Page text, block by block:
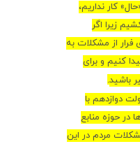
کار نداریم،
زیرا اگر
فرار از مشکلات به
کنیم و برای
باشید.
دوازدهم با
در حوزه منابع
مردم در این